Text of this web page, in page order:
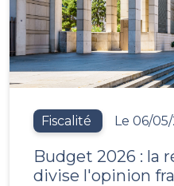
Fiscalité Le 06/
Budget 2026 : la
divise l'opinion